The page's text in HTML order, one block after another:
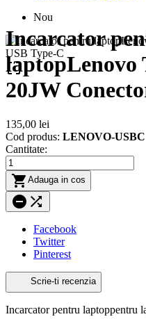
Nou

Incarcator
laptopLenovo
20JW
135,00 lei
Cod produs: LENOVO-USBC
Cantitate:
 Adauga in cos
 
Facebook
Twitter
Pinterest
Scrie-ti recenzia
Incarcator pentru laptoppentru